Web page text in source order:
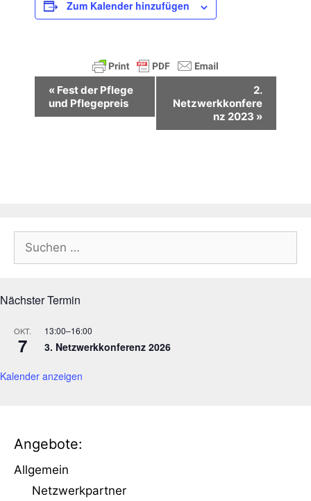
Zum Kalender hinzufügen
r
t
u
n
-
g
o
n
« Fest der Pflege
und Pflegepreis
2.
Netzwerkkonfere
nz 2023 »
Suchen
nach:
Nächster Termin
OKT.
7
13:00–16:00
3. Netzwerkkonferenz 2026
Kalender anzeigen
Angebote:
Allgemein
Netzwerkpartner